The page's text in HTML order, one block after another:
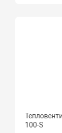
100-S